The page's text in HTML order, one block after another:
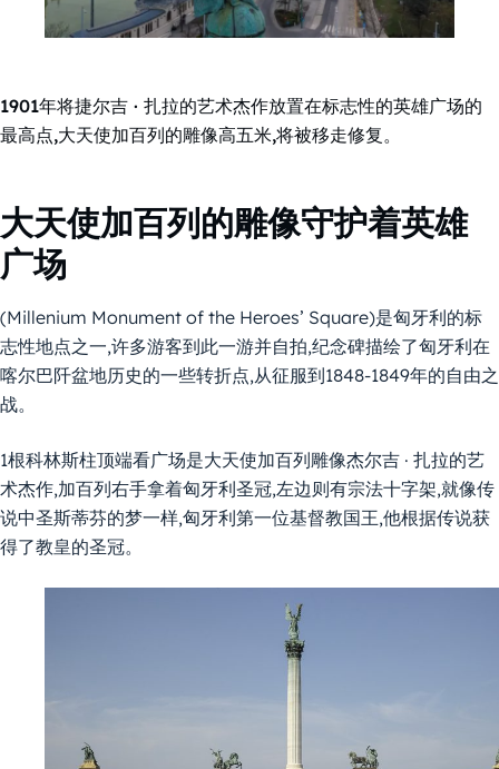
1901年将捷尔吉 · 扎拉的艺术杰作放置在标志性的英雄广场的
最高点,大天使加百列的雕像高五米,将被移走修复。
大天使加百列的雕像守护着英雄
广场
(Millenium Monument of the Heroes’ Square)是匈牙利的标
志性地点之一,许多游客到此一游并自拍,纪念碑描绘了匈牙利在
喀尔巴阡盆地历史的一些转折点,从征服到1848-1849年的自由之
战。
1根科林斯柱顶端看广场是大天使加百列雕像杰尔吉 · 扎拉的艺
术杰作,加百列右手拿着匈牙利圣冠,左边则有宗法十字架,就像传
说中圣斯蒂芬的梦一样,匈牙利第一位基督教国王,他根据传说获
得了教皇的圣冠。